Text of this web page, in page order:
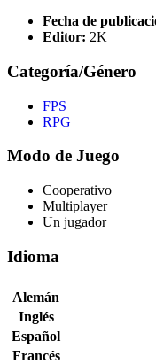
Fecha de
Editor: 2K
Categoría/Género
FPS
RPG
Modo de Juego
Cooperativo
Multiplayer
Un jugador
Idioma
Alemán
Inglés
Español
Francés